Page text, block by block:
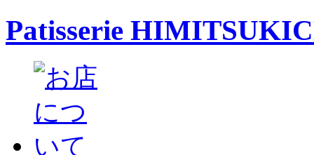
Patisserie